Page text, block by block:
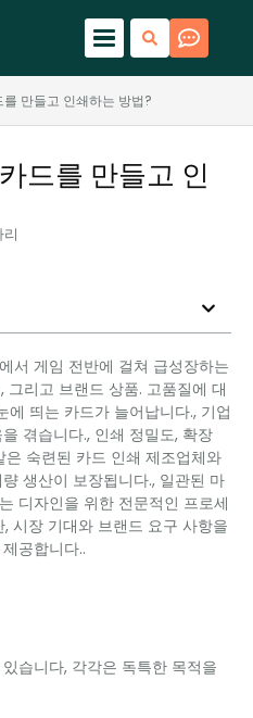
만들고 인쇄하는 방법?
드를 만들고 인
서 게임 전반에 걸쳐 급성장하는
리고 브랜드 상품. 고품질에 대
에 띄는 카드가 늘어납니다., 기업
겪습니다., 인쇄 정밀도, 확장
숙련된 카드 인쇄 제조업체와
생산이 보장됩니다., 일관된 마
디자인을 위한 전문적인 프로세
시장 기대와 브랜드 요구 사항을
공합니다..
습니다, 각각은 독특한 목적을